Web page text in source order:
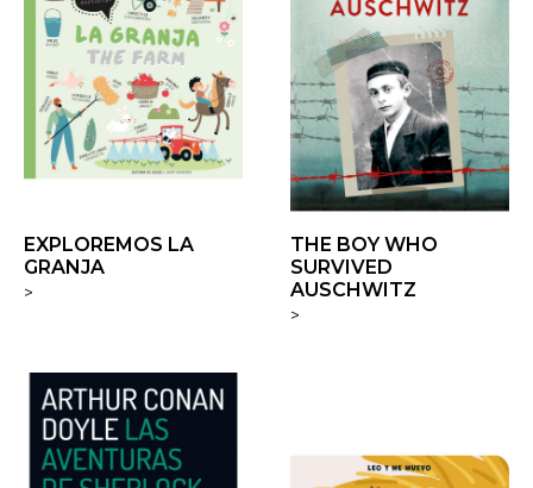
EXPLOREMOS LA
GRANJA
>
THE BOY WHO
SURVIVED
AUSCHWITZ
>